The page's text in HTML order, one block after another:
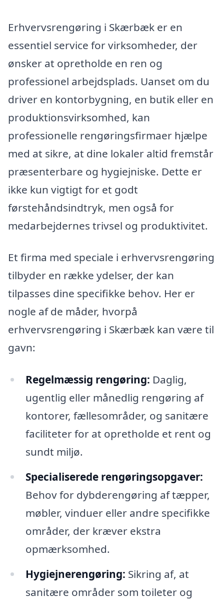
Erhvervsrengøring i Skærbæk er en
essentiel service for virksomheder, der
ønsker at opretholde en ren og
professionel arbejdsplads. Uanset om du
driver en kontorbygning, en butik eller en
produktionsvirksomhed, kan
professionelle rengøringsfirmaer hjælpe
med at sikre, at dine lokaler altid fremstår
præsenterbare og hygiejniske. Dette er
ikke kun vigtigt for et godt
førstehåndsindtryk, men også for
medarbejdernes trivsel og produktivitet.
Et firma med speciale i erhvervsrengøring
tilbyder en række ydelser, der kan
tilpasses dine specifikke behov. Her er
nogle af de måder, hvorpå
erhvervsrengøring i Skærbæk kan være til
gavn:
Regelmæssig rengøring: Daglig,
ugentlig eller månedlig rengøring af
kontorer, fællesområder, og sanitære
faciliteter for at opretholde et rent og
sundt miljø.
Specialiserede rengøringsopgaver:
Behov for dybderengøring af tæpper,
møbler, vinduer eller andre specifikke
områder, der kræver ekstra
opmærksomhed.
Hygiejnerengøring: Sikring af, at
sanitære områder som toileter og